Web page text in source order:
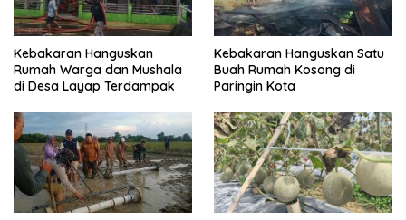
Kebakaran Hanguskan
Rumah Warga dan Mushala
di Desa Layap Terdampak
Kebakaran Hanguskan Satu
Buah Rumah Kosong di
Paringin Kota